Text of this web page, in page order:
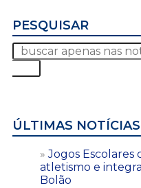
PESQUISAR
ÚLTIMAS NOTÍCIAS
Jogos Escolares
atletismo e
Bolão